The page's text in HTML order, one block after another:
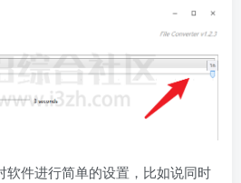
软件进行简单的设置，比如说同时